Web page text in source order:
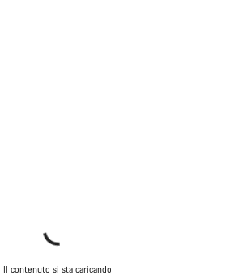
Il contenuto si sta caricando